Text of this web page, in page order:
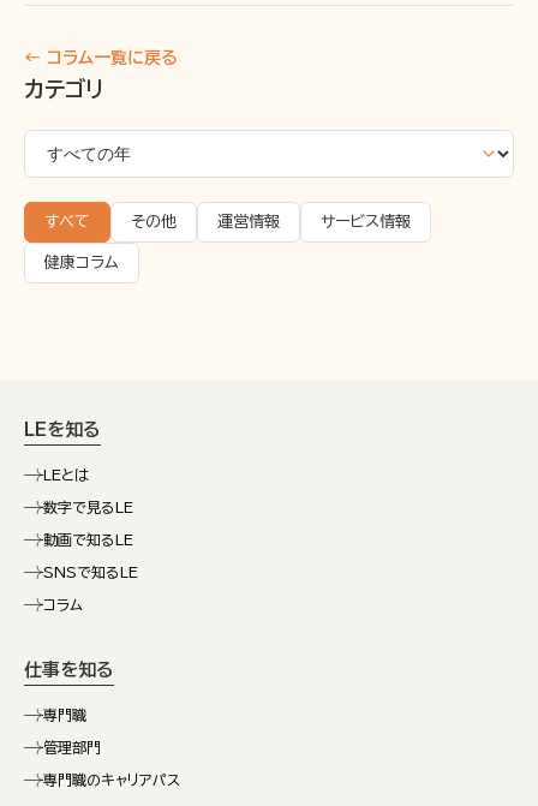
← コラム一覧に戻る
カテゴリ
すべて その他 運営情報 サービス情報
健康コラム
LEを知る
LEとは
数字で見るLE
動画で知るLE
SNSで知るLE
コラム
仕事を知る
専門職
管理部門
専門職のキャリアパス